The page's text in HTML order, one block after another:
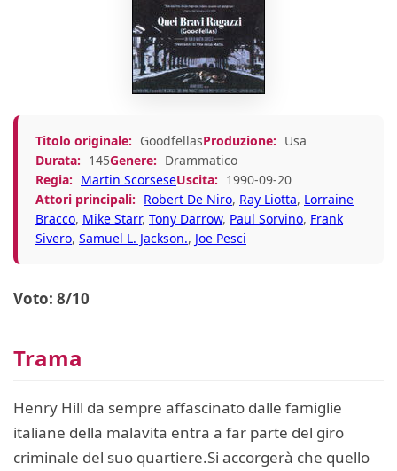
Titolo originale: GoodfellasProduzione: Usa
Durata: 145Genere: Drammatico
Regia: Martin ScorseseUscita: 1990-09-20
Attori principali: Robert De Niro, Ray Liotta, Lorraine
Bracco, Mike Starr, Tony Darrow, Paul Sorvino, Frank
Sivero, Samuel L. Jackson., Joe Pesci
Voto: 8/10
Trama
Henry Hill da sempre affascinato dalle famiglie
italiane della malavita entra a far parte del giro
criminale del suo quartiere.Si accorgerà che quello